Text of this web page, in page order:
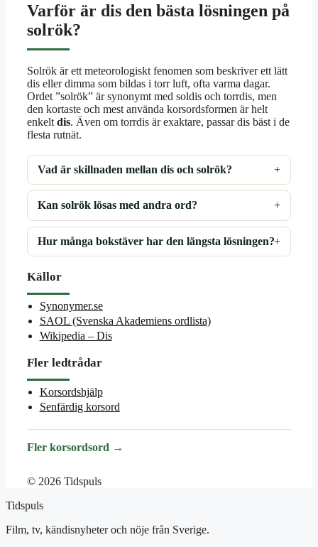
Varför är dis den bästa lösningen på
solrök?
Solrök är ett meteorologiskt fenomen som beskriver ett lätt
dis eller dimma som bildas i torr luft, ofta varma dagar.
Ordet ”solrök” är synonymt med soldis och torrdis, men
den kortaste och mest använda korsordsformen är helt
enkelt dis. Även om torrdis är exaktare, passar dis bäst i de
flesta rutnät.
Vad är skillnaden mellan dis och solrök?
Kan solrök lösas med andra ord?
Hur många bokstäver har den längsta lösningen?
Källor
Synonymer.se
SAOL (Svenska Akademiens ordlista)
Wikipedia – Dis
Fler ledtrådar
Korsordshjälp
Senfärdig korsord
Fler korsordsord →
© 2026 Tidspuls
Tidspuls
Film, tv, kändisnyheter och nöje från Sverige.